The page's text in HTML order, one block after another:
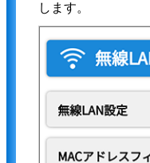
します。